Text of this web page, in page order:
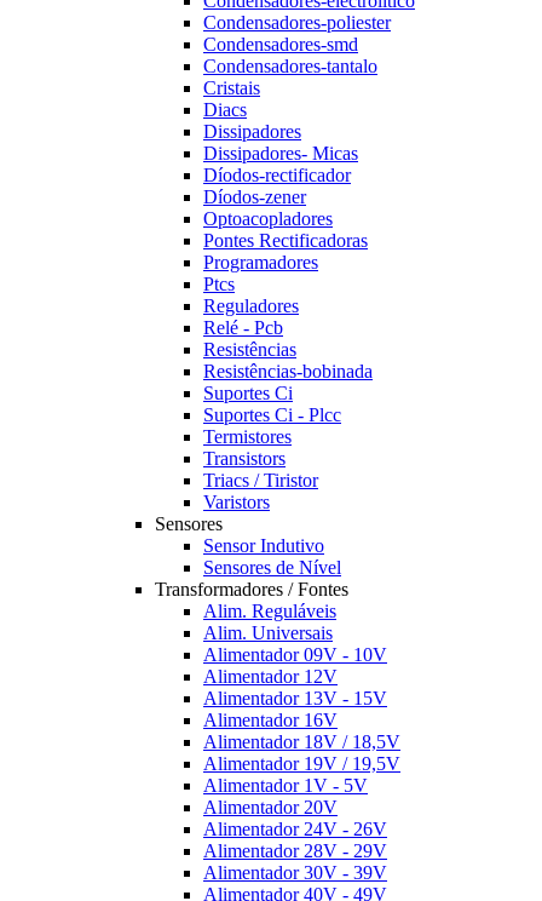
Condensadores-poliester
Condensadores-smd
Condensadores-tantalo
Cristais
Diacs
Dissipadores
Dissipadores- Micas
Díodos-rectificador
Díodos-zener
Optoacopladores
Pontes Rectificadoras
Programadores
Ptcs
Reguladores
Relé - Pcb
Resistências
Resistências-bobinada
Suportes Ci
Suportes Ci - Plcc
Termistores
Transistors
Triacs / Tiristor
Varistors
Sensores
Sensor Indutivo
Sensores de Nível
Transformadores / Fontes
Alim. Reguláveis
Alim. Universais
Alimentador 09V - 10V
Alimentador 12V
Alimentador 13V - 15V
Alimentador 16V
Alimentador 18V / 18,5V
Alimentador 19V / 19,5V
Alimentador 1V - 5V
Alimentador 20V
Alimentador 24V - 26V
Alimentador 28V - 29V
Alimentador 30V - 39V
Alimentador 40V - 49V